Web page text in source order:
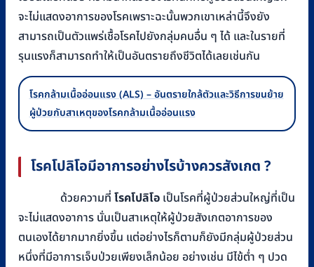
จะไม่แสดงอาการของโรคเพราะฉะนั้นพวกเขาเหล่านี้จึงยัง
สามารถเป็นตัวแพร่เชื้อโรคไปยังกลุ่มคนอื่น ๆ ได้ และในรายที่
รุนแรงก็สามารถทำให้เป็นอันตรายถึงชีวิตได้เลยเช่นกัน
โรคกล้ามเนื้ออ่อนแรง (ALS) – อันตรายใกล้ตัวและวิธีการขนย้าย
ผู้ป่วยกับสาเหตุของโรคกล้ามเนื้ออ่อนแรง
โรคโปลิโอมีอาการอย่างไรบ้างควรสังเกต ?
ด้วยความที่ โรคโปลิโอ เป็นโรคที่ผู้ป่วยส่วนใหญ่ที่เป็น
จะไม่แสดงอาการ นั่นเป็นสาเหตุให้ผู้ป่วยสังเกตอาการของ
ตนเองได้ยากมากยิ่งขึ้น แต่อย่างไรก็ตามก็ยังมีกลุ่มผู้ป่วยส่วน
หนึ่งที่มีอาการเจ็บป่วยเพียงเล็กน้อย อย่างเช่น มีไข้ต่ำ ๆ ปวด